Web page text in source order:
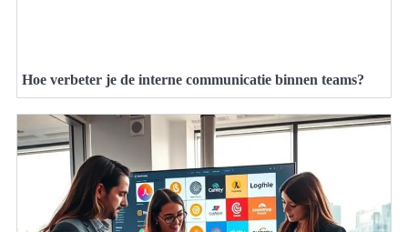
Hoe verbeter je de interne communicatie binnen teams?